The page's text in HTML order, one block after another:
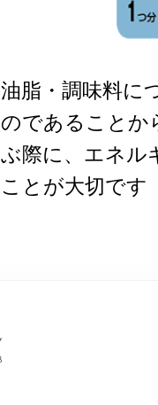
油脂・調味料に
のであることか
ぶ際に、エネル
ことが大切です